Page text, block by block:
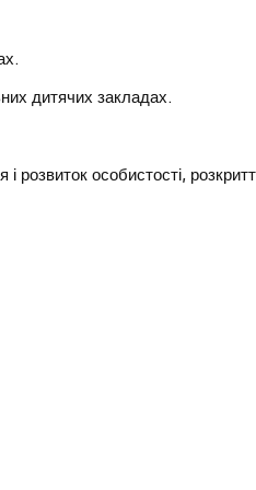
дитячих закладах.
розвиток особистості,